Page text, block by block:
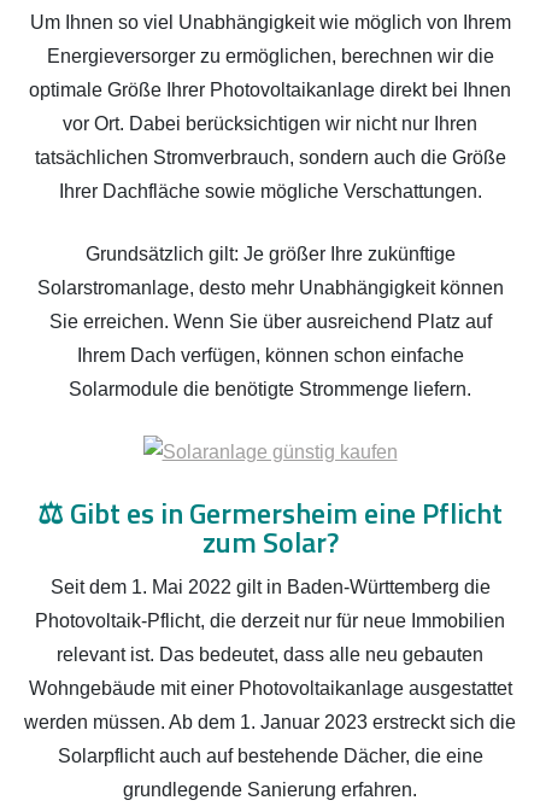
Um Ihnen so viel Unabhängigkeit wie möglich von Ihrem
Energieversorger zu ermöglichen, berechnen wir die
optimale Größe Ihrer Photovoltaikanlage direkt bei Ihnen
vor Ort. Dabei berücksichtigen wir nicht nur Ihren
tatsächlichen Stromverbrauch, sondern auch die Größe
Ihrer Dachfläche sowie mögliche Verschattungen.
Grundsätzlich gilt: Je größer Ihre zukünftige
Solarstromanlage, desto mehr Unabhängigkeit können
Sie erreichen. Wenn Sie über ausreichend Platz auf
Ihrem Dach verfügen, können schon einfache
Solarmodule die benötigte Strommenge liefern.
⚖️Gibt es in Germersheim eine Pflicht
zum Solar?
Seit dem 1. Mai 2022 gilt in Baden-Württemberg die
Photovoltaik-Pflicht, die derzeit nur für neue Immobilien
relevant ist. Das bedeutet, dass alle neu gebauten
Wohngebäude mit einer Photovoltaikanlage ausgestattet
werden müssen. Ab dem 1. Januar 2023 erstreckt sich die
Solarpflicht auch auf bestehende Dächer, die eine
grundlegende Sanierung erfahren.